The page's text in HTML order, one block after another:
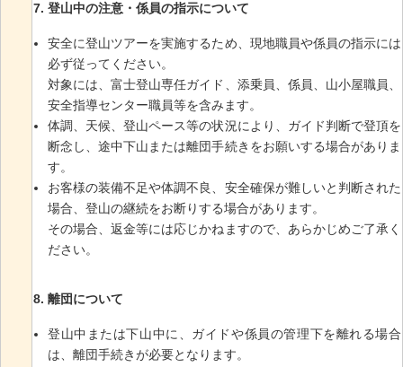
登山中の注意・係員の指示について
安全に登山ツアーを実施するため、現地職員や係員の指示には
必ず従ってください。
対象には、富士登山専任ガイド、添乗員、係員、山小屋職員、
安全指導センター職員等を含みます。
体調、天候、登山ペース等の状況により、ガイド判断で登頂を
断念し、途中下山または離団手続きをお願いする場合がありま
す。
お客様の装備不足や体調不良、安全確保が難しいと判断された
場合、登山の継続をお断りする場合があります。
その場合、返金等には応じかねますので、あらかじめご了承く
ださい。
離団について
登山中または下山中に、ガイドや係員の管理下を離れる場合
は、離団手続きが必要となります。